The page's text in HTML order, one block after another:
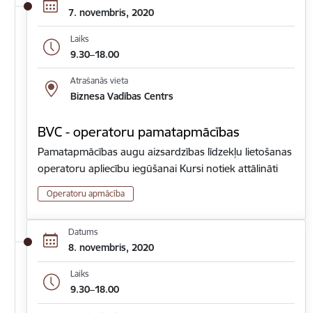
7. novembris, 2020
Laiks
9.30–18.00
Atrašanās vieta
Biznesa Vadības Centrs
BVC - operatoru pamatapmācības
Pamatapmācības augu aizsardzības līdzekļu lietošanas
operatoru apliecību iegūšanai Kursi notiek attālināti
Operatoru apmācība
Datums
8. novembris, 2020
Laiks
9.30–18.00